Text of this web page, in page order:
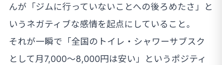
んが「ジムに行っていないことへの後ろめたさ」と
いうネガティブな感情を起点にしていること。
それが一瞬で「全国のトイレ・シャワーサブスク
として月7,000〜8,000円は安い」というポジティ